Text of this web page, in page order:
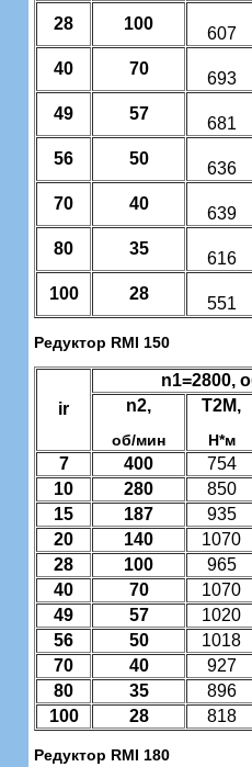
28
100
607
40
70
693
49
57
681
56
50
636
70
40
639
80
35
616
100
28
551
Редуктор RMI 150
ir
n1=2800,
n2,
об/мин
T2M,
Н*м
7 400
754
10
280
850
15
187
935
20
140
1070
28
100
965
40
70
1070
49
57
1020
56
50
1018
70
40
927
80
35
896
100
28 818
Редуктор RMI 180